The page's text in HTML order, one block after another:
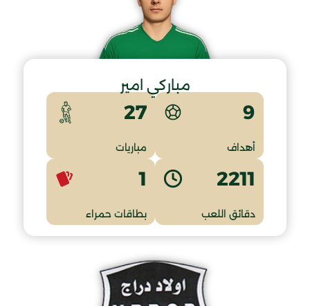
مباركي امير
9
أهداف
27
مباريات
2211
دقائق اللعب
1
بطاقات حمراء